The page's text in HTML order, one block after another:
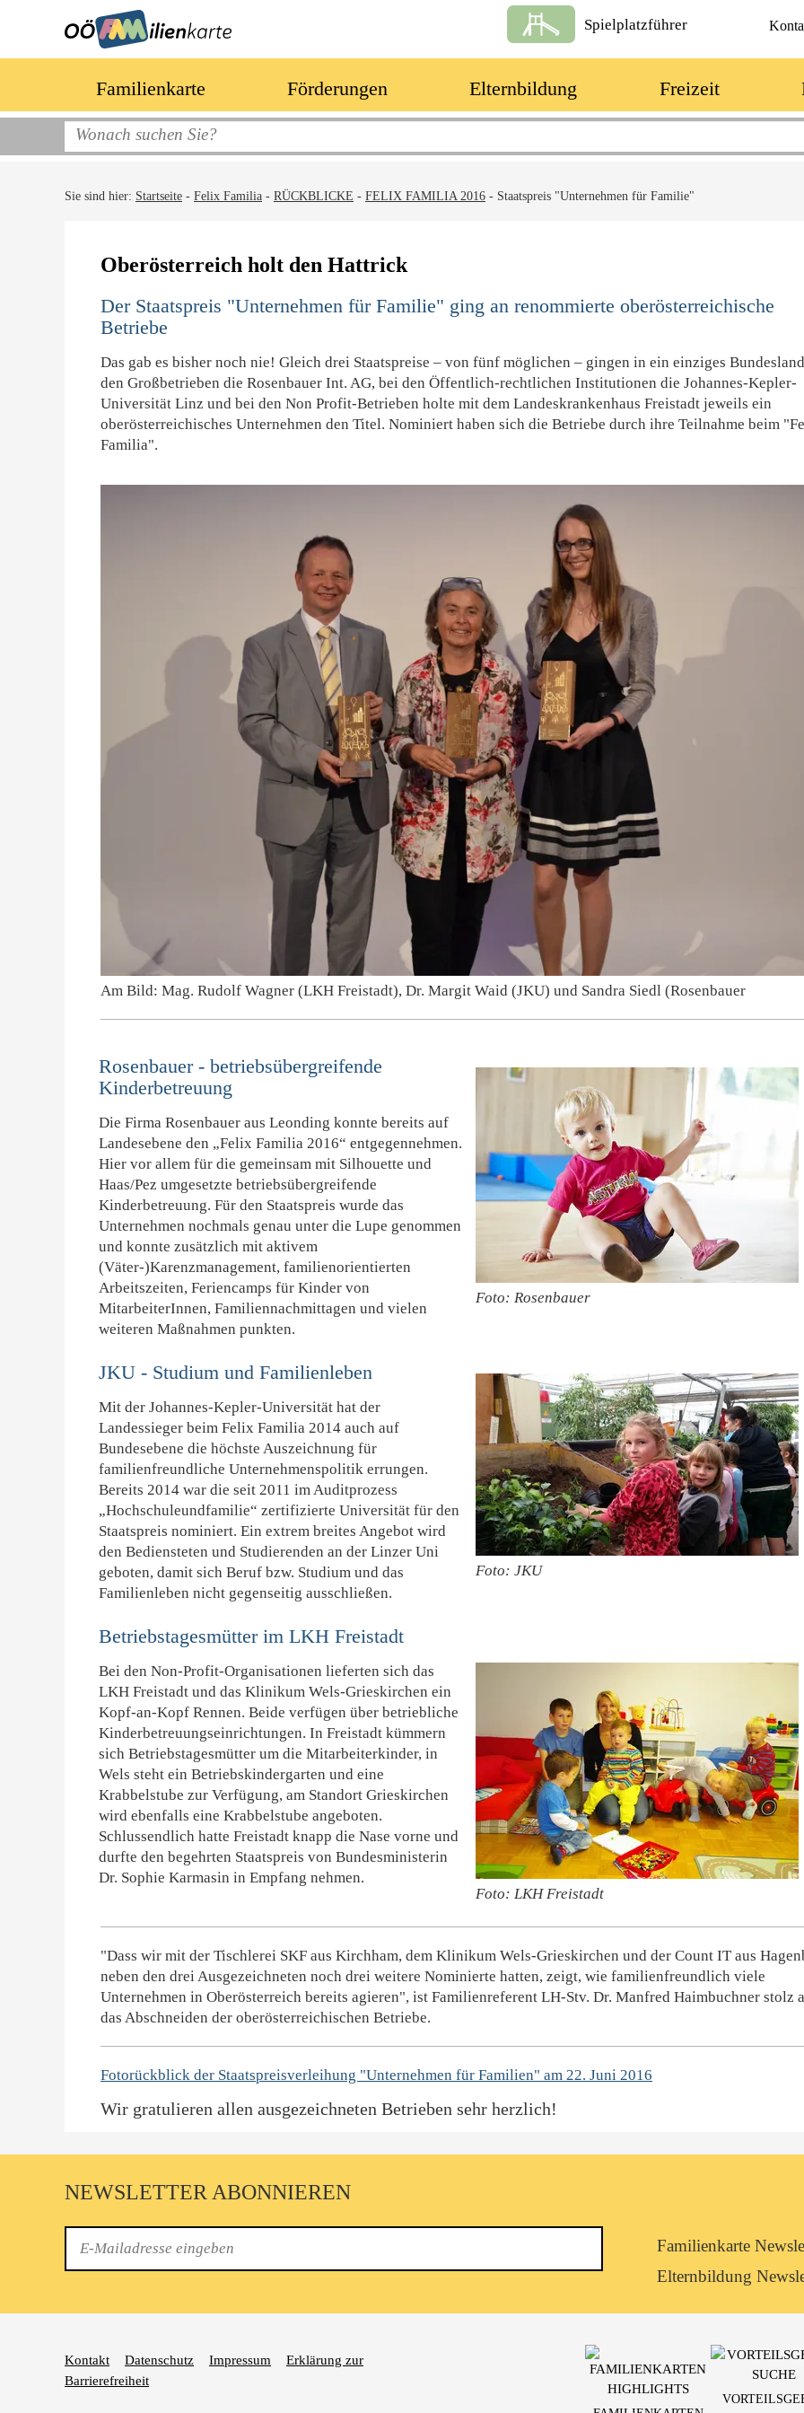
Spielplatzführer
Familienkarte Förderungen Elternbildung Freizeit
Sie sind hier: Startseite - Felix Familia - RÜCKBLICKE - FELIX FAMILIA 2016 - Staatspreis "Unternehmen für Familie"
Oberösterreich holt den Hattrick
Der Staatspreis "Unternehmen für Familie" ging an renommierte oberösterreichische
Betriebe
Das gab es bisher noch nie! Gleich drei Staatspreise – von fünf möglichen – gingen in ein einziges
den Großbetrieben die Rosenbauer Int. AG, bei den Öffentlich-rechtlichen Institutionen die Johannes-Kepler-
Universität Linz und bei den Non Profit-Betrieben holte mit dem Landeskrankenhaus Freistadt jeweils ein
oberösterreichisches Unternehmen den Titel. Nominiert haben sich die Betriebe durch ihre Teilnahme beim
Familia".
Am Bild: Mag. Rudolf Wagner (LKH Freistadt), Dr. Margit Waid (JKU) und Sandra Siedl (Rosenbauer
Rosenbauer - betriebsübergreifende
Kinderbetreuung
Die Firma Rosenbauer aus Leonding konnte bereits auf
Landesebene den „Felix Familia 2016“ entgegennehmen.
Hier vor allem für die gemeinsam mit Silhouette und
Haas/Pez umgesetzte betriebsübergreifende
Kinderbetreuung. Für den Staatspreis wurde das
Unternehmen nochmals genau unter die Lupe genommen
und konnte zusätzlich mit aktivem
(Väter-)Karenzmanagement, familienorientierten
Arbeitszeiten, Feriencamps für Kinder von
MitarbeiterInnen, Familiennachmittagen und vielen
weiteren Maßnahmen punkten.
Foto: Rosenbauer
JKU - Studium und Familienleben
Mit der Johannes-Kepler-Universität hat der
Landessieger beim Felix Familia 2014 auch auf
Bundesebene die höchste Auszeichnung für
familienfreundliche Unternehmenspolitik errungen.
Bereits 2014 war die seit 2011 im Auditprozess
„Hochschuleundfamilie“ zertifizierte Universität für den
Staatspreis nominiert. Ein extrem breites Angebot wird
den Bediensteten und Studierenden an der Linzer Uni
geboten, damit sich Beruf bzw. Studium und das
Familienleben nicht gegenseitig ausschließen.
Foto: JKU
Betriebstagesmütter im LKH Freistadt
Bei den Non-Profit-Organisationen lieferten sich das
LKH Freistadt und das Klinikum Wels-Grieskirchen ein
Kopf-an-Kopf Rennen. Beide verfügen über betriebliche
Kinderbetreuungseinrichtungen. In Freistadt kümmern
sich Betriebstagesmütter um die Mitarbeiterkinder, in
Wels steht ein Betriebskindergarten und eine
Krabbelstube zur Verfügung, am Standort Grieskirchen
wird ebenfalls eine Krabbelstube angeboten.
Schlussendlich hatte Freistadt knapp die Nase vorne und
durfte den begehrten Staatspreis von Bundesministerin
Dr. Sophie Karmasin in Empfang nehmen.
Foto: LKH Freistadt
"Dass wir mit der Tischlerei SKF aus Kirchham, dem Klinikum Wels-Grieskirchen und der Count IT aus
neben den drei Ausgezeichneten noch drei weitere Nominierte hatten, zeigt, wie familienfreundlich viele
Unternehmen in Oberösterreich bereits agieren", ist Familienreferent LH-Stv. Dr. Manfred Haimbuchner stolz
das Abschneiden der oberösterreichischen Betriebe.
Fotorückblick der Staatspreisverleihung "Unternehmen für Familien" am 22. Juni 2016
Wir gratulieren allen ausgezeichneten Betrieben sehr herzlich!
NEWSLETTER ABONNIEREN
Mail
abonnieren
Familienkarte
Elternbildung
Kontakt Datenschutz Impressum
Erklärung zur
Barrierefreiheit